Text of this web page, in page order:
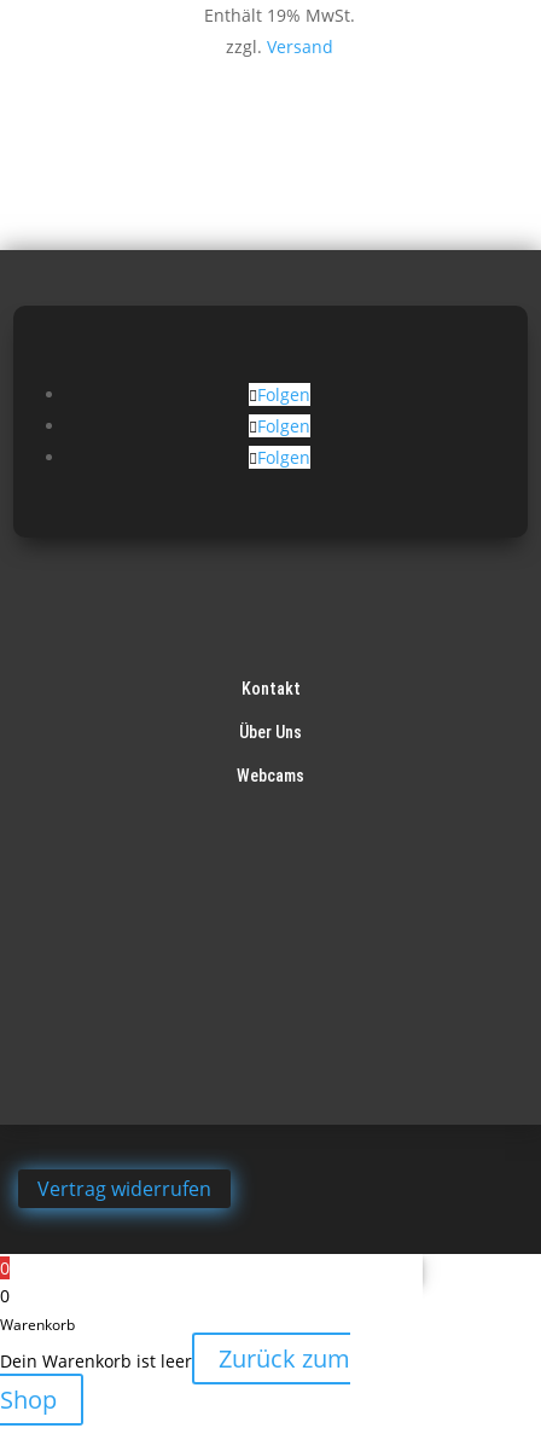
Enthält 19% MwSt.
zzgl. Versand
Folgen
Folgen
Folgen
Kontakt
Über Uns
Webcams
Vertrag widerrufen
0
0
Warenkorb
Dein Warenkorb ist leer
Zurück zum
Shop